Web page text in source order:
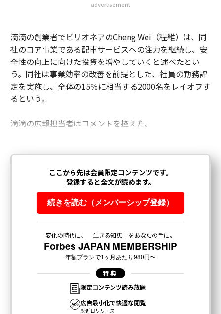
advertisement
滴滴の創業者でビリオネアのCheng Wei（程維）は、同
社のコア事業である配車サービスへの注力を継続し、安
全性の向上に向けた投資を増やしていくと述べたとい
う。同社は事業効率の改善を前提とした、社員の勤務評
定を実施し、全体の15％に相当する2000名をレイオフす
るという。
滴滴の広報担当者はコメントを控えた。